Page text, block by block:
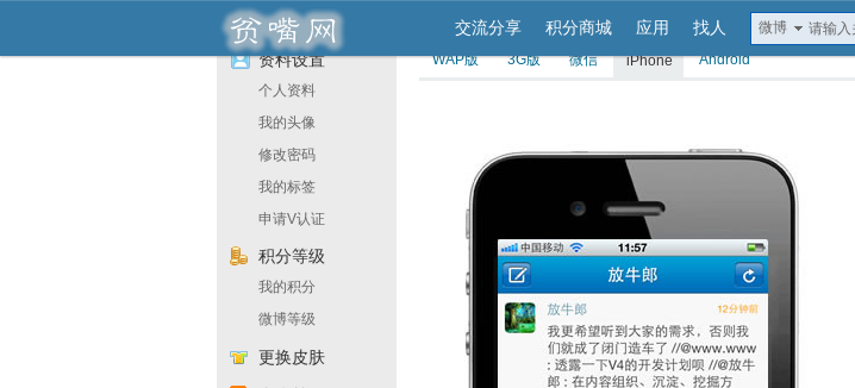
交流分享 积分商城 应用 找人 微博
资料设置
个人资料
我的头像
修改密码
我的标签
申请V认证
积分等级
我的积分
微博等级
更换皮肤
WAP版 3G版 微信 iPhone Android